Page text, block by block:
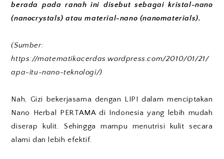
berada pada ranah ini disebut sebagai kristal-nano
(nanocrystals) atau material-nano (nanomaterials).
(Sumber:
https://matematikacerdas.wordpress.com/2010/01/21/
apa-itu-nano-teknologi/)
Nah, Gizi bekerjasama dengan LIPI dalam menciptakan
Nano Herbal PERTAMA di Indonesia yang lebih mudah
diserap kulit. Sehingga mampu menutrisi kulit secara
alami dan lebih efektif.